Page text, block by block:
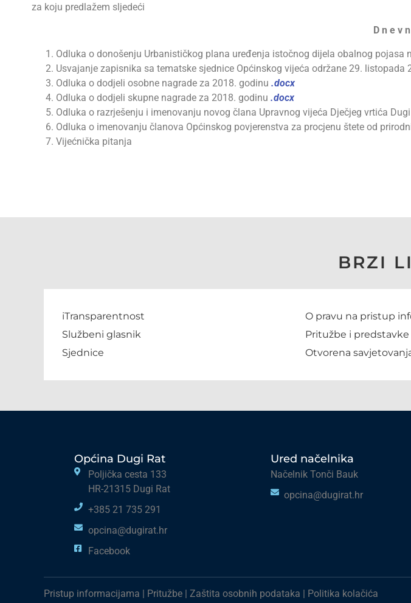
za koju predlažem sljedeći
D n e v
Odluka o donošenju Urbanističkog plana uređenja istočnog dijela obalnog pojasa
Usvajanje zapisnika sa tematske sjednice Općinskog vijeća održane 29. listopada
Odluka o dodjeli osobne nagrade za 2018. godinu .docx
Odluka o dodjeli skupne nagrade za 2018. godinu .docx
Odluka o razrješenju i imenovanju novog člana Upravnog vijeća Dječjeg vrtića
Odluka o imenovanju članova Općinskog povjerenstva za procjenu štete od
Vijećnička pitanja
BRZI
iTransparentnost
Službeni glasnik
Sjednice
O pravu na pristup
Pritužbe i predstavke
Otvorena
Općina Dugi Rat
Poljička cesta 133
HR-21315 Dugi Rat
+385 21 735 291
opcina@dugirat.hr
Facebook
Ured načelnika
Načelnik Tonči Bauk
opcina@dugirat.hr
Pristup informacijama | Pritužbe | Zaštita osobnih podataka | Politika kolačića